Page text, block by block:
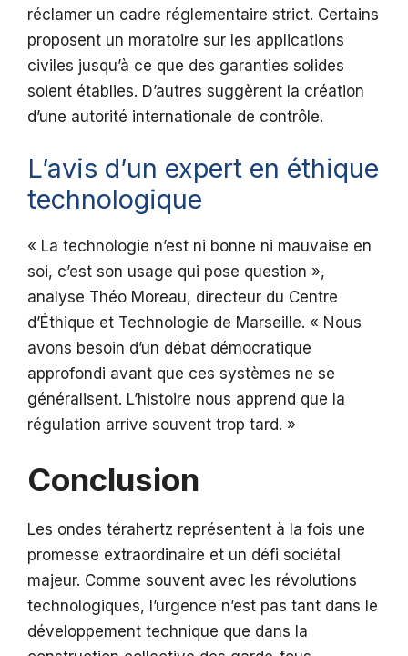
réclamer un cadre réglementaire strict. Certains
proposent un moratoire sur les applications
civiles jusqu’à ce que des garanties solides
soient établies. D’autres suggèrent la création
d’une autorité internationale de contrôle.
L’avis d’un expert en éthique
technologique
« La technologie n’est ni bonne ni mauvaise en
soi, c’est son usage qui pose question »,
analyse Théo Moreau, directeur du Centre
d’Éthique et Technologie de Marseille. « Nous
avons besoin d’un débat démocratique
approfondi avant que ces systèmes ne se
généralisent. L’histoire nous apprend que la
régulation arrive souvent trop tard. »
Conclusion
Les ondes térahertz représentent à la fois une
promesse extraordinaire et un défi sociétal
majeur. Comme souvent avec les révolutions
technologiques, l’urgence n’est pas tant dans le
développement technique que dans la